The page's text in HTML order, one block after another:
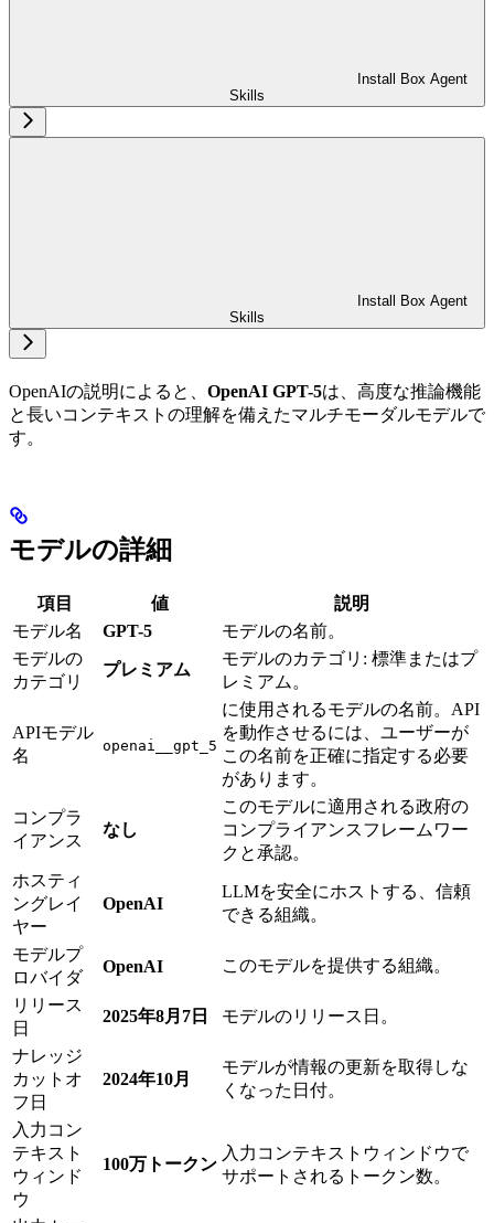
Install Box Agent
Skills
Install Box Agent
Skills
OpenAIの説明によると、 OpenAI GPT-5は、高度な推論機能
と長いコンテキストの理解を備えたマルチモーダルモデルで
す。
モデルの詳細
項目 値
説明
モデル名
GPT-5
モデルの名前。
モデルの
カテゴリ
プレミアム
モデルのカテゴリ: 標準またはプ
レミアム。
APIモデル
名
openai__gpt_5
に使用されるモデルの名前。API
を動作させるには、ユーザーが
この名前を正確に指定する必要
があります。
コンプラ
イアンス
なし
このモデルに適用される政府の
コンプライアンスフレームワー
クと承認。
ホスティ
ングレイ
ヤー
OpenAI
LLMを安全にホストする、信頼
できる組織。
モデルプ
ロバイダ
OpenAI このモデルを提供する組織。
リリース
日
2025年8月7日 モデルのリリース日。
ナレッジ
カットオ
フ日
2024年10月
モデルが情報の更新を取得しな
くなった日付。
入力コン
テキスト
ウィンド
ウ
100万トークン
入力コンテキストウィンドウで
サポートされるトークン数。